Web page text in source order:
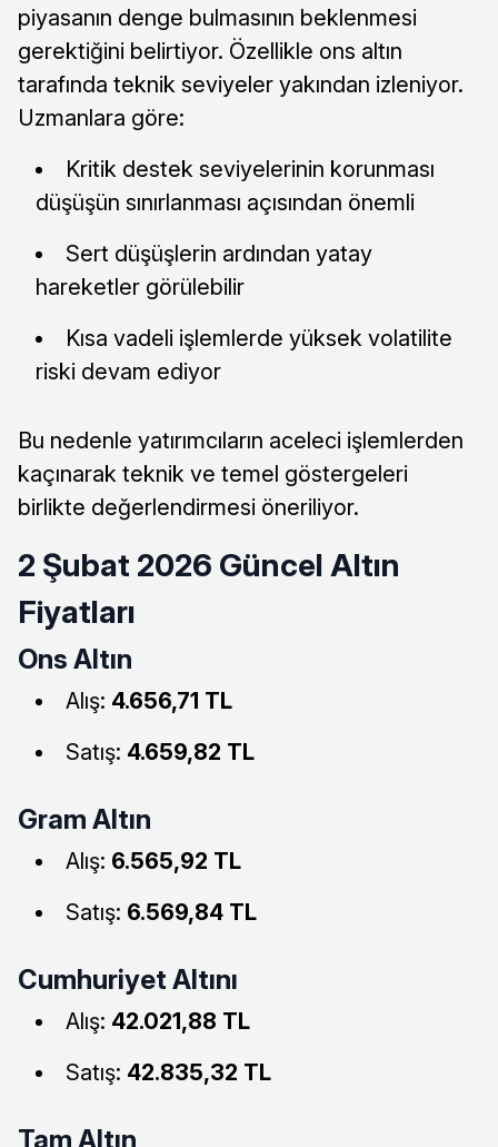
piyasanın denge bulmasının beklenmesi
gerektiğini belirtiyor. Özellikle ons altın
tarafında teknik seviyeler yakından izleniyor.
Uzmanlara göre:
Kritik destek seviyelerinin korunması
düşüşün sınırlanması açısından önemli
Sert düşüşlerin ardından yatay
hareketler görülebilir
Kısa vadeli işlemlerde yüksek volatilite
riski devam ediyor
Bu nedenle yatırımcıların aceleci işlemlerden
kaçınarak teknik ve temel göstergeleri
birlikte değerlendirmesi öneriliyor.
2 Şubat 2026 Güncel Altın
Fiyatları
Ons Altın
Alış: 4.656,71 TL
Satış: 4.659,82 TL
Gram Altın
Alış: 6.565,92 TL
Satış: 6.569,84 TL
Cumhuriyet Altını
Alış: 42.021,88 TL
Satış: 42.835,32 TL
Tam Altın